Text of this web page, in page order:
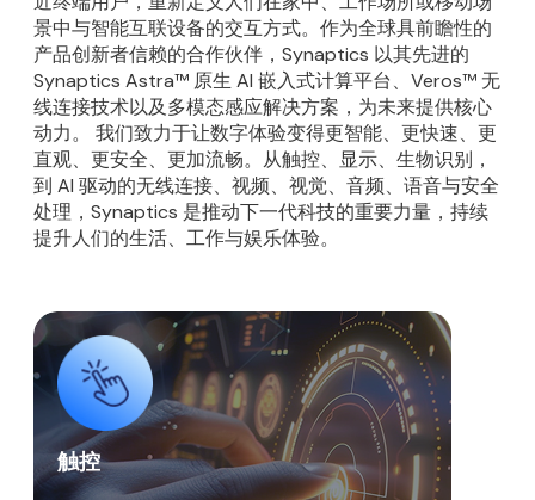
景中与智能互联设备的交互方式。作为全球具前瞻性的
产品创新者信赖的合作伙伴，Synaptics 以其先进的
Synaptics Astra™ 原生 AI 嵌入式计算平台、Veros™ 无
线连接技术以及多模态感应解决方案，为未来提供核心
动力。 我们致力于让数字体验变得更智能、更快速、更
直观、更安全、更加流畅。从触控、显示、生物识别，
到 AI 驱动的无线连接、视频、视觉、音频、语音与安全
处理，Synaptics 是推动下一代科技的重要力量，持续
提升人们的生活、工作与娱乐体验。
触控